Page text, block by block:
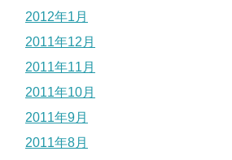
2012年1月
2011年12月
2011年11月
2011年10月
2011年9月
2011年8月